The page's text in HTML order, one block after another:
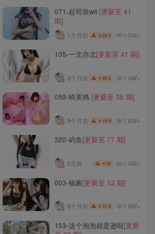
071-起司块wii [更新至 41
期]
1个月前 ￥29.9 1.5W+
105-一北亦北[更新至 41 期]
8个月前 ￥29.9 1.4W+
059-曉美媽 [更新至 35 期]
8个月前 ￥ 19.9 1.6W+
320-屿鱼 [更新至 77 期]
6天前 ￥59 1.4W+
003-镜酱[更新至 12 期]
8个月前 ￥ 12.9 1.6W+
153-这个泡泡就是逊啦[更新
热门推荐
期]
期]